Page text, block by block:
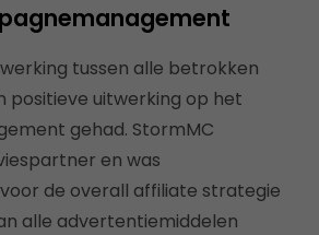
tussen alle betrokken
positieve uitwerking op het
gehad. StormMC
en was
de overall affiliate strategie
alle advertentiemiddelen